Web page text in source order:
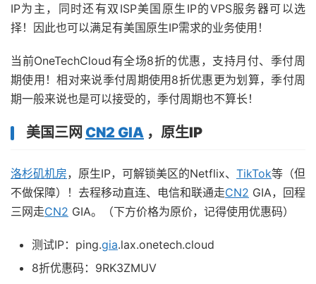
IP为主，同时还有双ISP美国原生IP的VPS服务器可以选
择！因此也可以满足有美国原生IP需求的业务使用！
当前OneTechCloud有全场8折的优惠，支持月付、季付周
期使用！相对来说季付周期使用8折优惠更为划算，季付周
期一般来说也是可以接受的，季付周期也不算长！
美国三网 CN2 GIA ，原生IP
洛杉矶机房，原生IP，可解锁美区的Netflix、 TikTok等（但
不做保障）！去程移动直连、电信和联通走CN2 GIA，回程
三网走CN2 GIA。（下方价格为原价，记得使用优惠码）
测试IP：ping.gia.lax.onetech.cloud
8折优惠码：9RK3ZMUV